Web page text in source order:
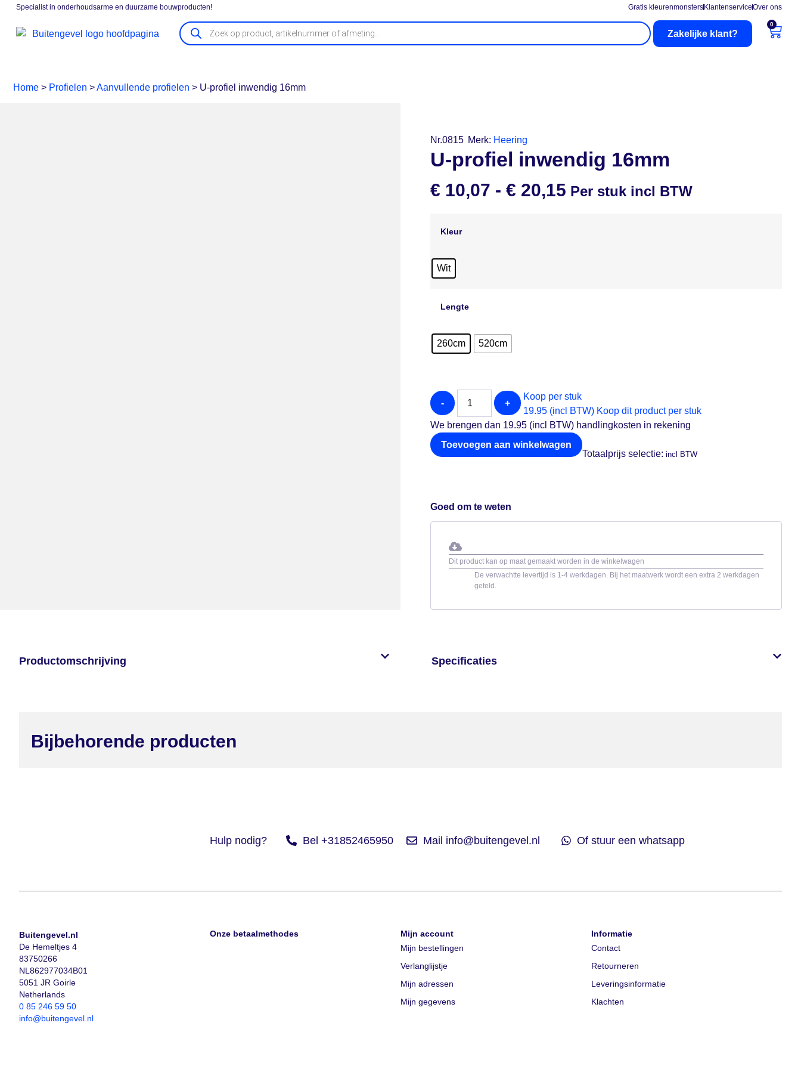
Specialist in onderhoudsarme en duurzame bouwproducten! Gratis kleurenmonsters KlantenserviceOver ons
Zakelijke klant?
0
Home > Profielen >Aanvullende profielen > U-profiel inwendig 16mm
Nr.0815 Merk: Heering
U-profiel inwendig 16mm
€ 10,07 - € 20,15 Per stuk incl BTW
Kleur
Wit
Lengte
260cm 520cm
- +
Koop per stuk
19.95 (incl BTW) Koop dit product per stuk
We brengen dan 19.95 (incl BTW) handlingkosten in rekening
Toevoegen aan winkelwagen
Totaalprijs selectie: incl BTW
Goed om te weten
Dit product kan op maat gemaakt worden in de winkelwagen
De verwachtte levertijd is 1-4 werkdagen. Bij het maatwerk wordt een extra 2 werkdagen
geteld.
Productomschrijving Specificaties
Bijbehorende producten
Hulp nodig? Bel +31852465950 Mail info@buitengevel.nl Of stuur een whatsapp
Buitengevel.nl
De Hemeltjes 4
83750266
NL862977034B01
5051 JR Goirle
Netherlands
0 85 246 59 50
info@buitengevel.nl
Onze betaalmethodes
Mijn account
Mijn bestellingen
Verlanglijstje
Mijn adressen
Mijn gegevens
Informatie
Contact
Retourneren
Leveringsinformatie
Klachten